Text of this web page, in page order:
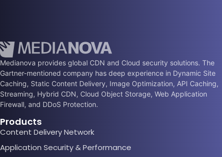
Medianova provides global CDN and Cloud security solutions. The
Gartner-mentioned company has deep experience in Dynamic Site
Caching, Static Content Delivery, Image Optimization, API Caching,
Streaming, Hybrid CDN, Cloud Object Storage, Web Application
Firewall, and DDoS Protection.
Products
Content Delivery Network
Application Security & Performance